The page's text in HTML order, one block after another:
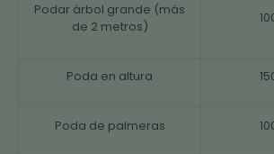
Podar árbol grande (más
de 2 metros)
Poda en altura
Poda de palmeras